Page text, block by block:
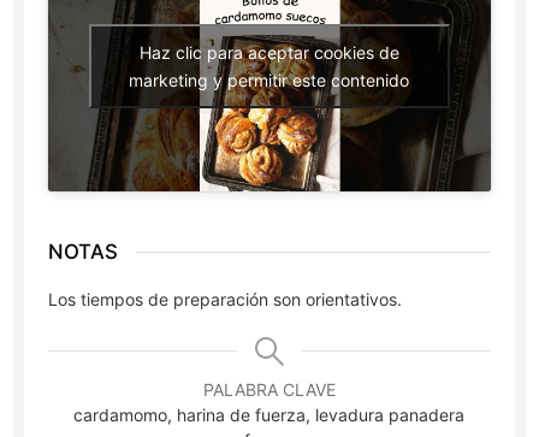
Haz clic para aceptar cookies de
marketing y permitir este contenido
NOTAS
Los tiempos de preparación son orientativos.
PALABRA CLAVE
cardamomo, harina de fuerza, levadura panadera